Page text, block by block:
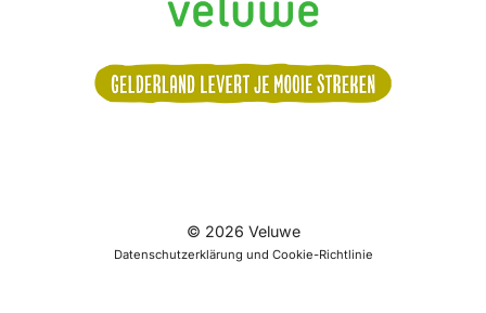
Alle Termine
ons:
© 2026 Veluwe
Datenschutzerklärung und Cookie-Richtlinie